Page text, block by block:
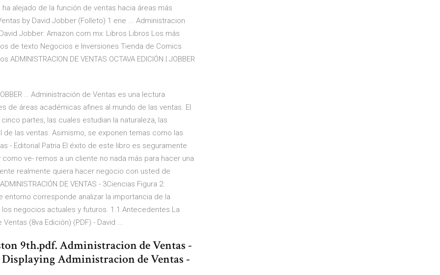
alejado de la función de ventas hacia áreas más
by David Jobber (Folleto) 1 ene ... Administracion
Jobber: Amazon.com.mx: Libros Libros Los más
de texto Negocios e Inversiones Tienda de Comics
DE VENTAS OCTAVA EDICIÓN | JOBBER
JOBBER … Administración de Ventas es una lectura
de áreas académicas afines al mundo de las ventas. El
partes, las cuales estudian la naturaleza, las
las ventas. Asimismo, se exponen temas como las
- Editorial Patria El éxito de este libro es seguramente
ve- remos a un cliente no nada más para hacer una
realmente quiera hacer negocio con usted de
DE VENTAS - 3Ciencias Figura 2:
corresponde analizar la importancia de la
negocios actuales y futuros. 1.1.Antecedentes La
(8va Edición) (PDF) - David ...
9th.pdf. Administracion de Ventas -
Administracion de Ventas -